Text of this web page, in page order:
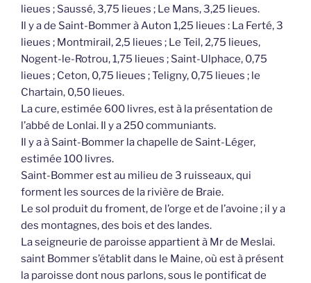
lieues ; Saussé, 3,75 lieues ; Le Mans, 3,25 lieues.
Il y a de Saint-Bommer à Auton 1,25 lieues : La Ferté, 3
lieues ; Montmirail, 2,5 lieues ; Le Teil, 2,75 lieues,
Nogent-le-Rotrou, 1,75 lieues ; Saint-Ulphace, 0,75
lieues ; Ceton, 0,75 lieues ; Teligny, 0,75 lieues ; le
Chartain, 0,50 lieues.
La cure, estimée 600 livres, est à la présentation de
l’abbé de Lonlai. Il y a 250 communiants.
Il y a à Saint-Bommer la chapelle de Saint-Léger,
estimée 100 livres.
Saint-Bommer est au milieu de 3 ruisseaux, qui
forment les sources de la rivière de Braie.
Le sol produit du froment, de l’orge et de l’avoine ; il y a
des montagnes, des bois et des landes.
La seigneurie de paroisse appartient à Mr de Meslai.
saint Bommer s’établit dans le Maine, où est à présent
la paroisse dont nous parlons, sous le pontificat de